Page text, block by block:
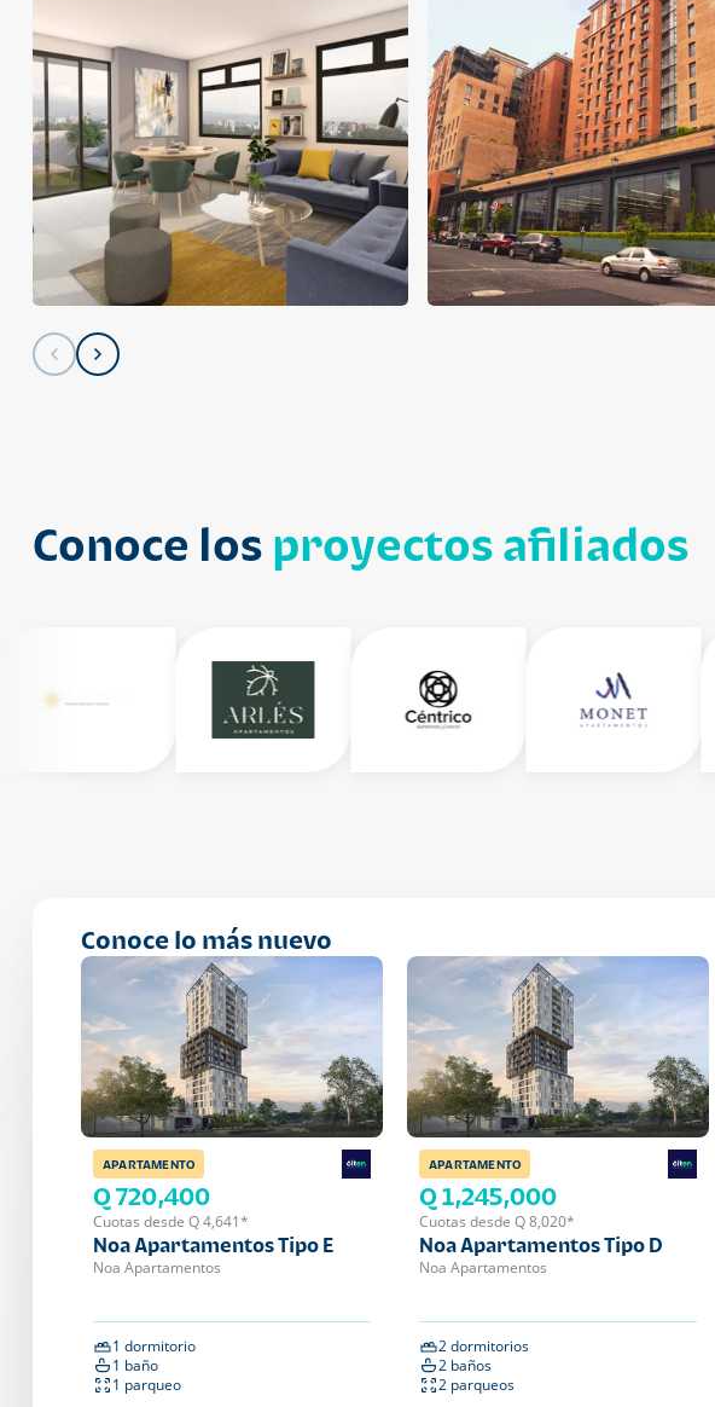
Conoce los proyectos afiliados
Conoce lo más nuevo
APARTAMENTO
Q 720,400
Cuotas desde Q 4,641*
Noa Apartamentos Tipo E
Noa Apartamentos
1 dormitorio
1 baño
1 parqueo
APARTAMENTO
Q 1,245,000
Cuotas desde Q 8,020*
Noa Apartamentos Tipo D
Noa Apartamentos
2 dormitorios
2 baños
2 parqueos